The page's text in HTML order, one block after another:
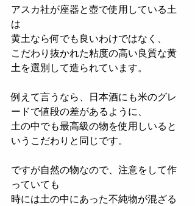
アスカ社が座器と壺で使用している土
は﻿
黄土なら何でも良いわけではなく、﻿
こだわり抜かれた粘度の高い良質な黄
土を﻿選別して造られています。﻿
例えて言うなら、日本酒にも米のグレ
ードで﻿値段の差があるように、﻿
土の中でも最高級の物を使用しいると
いう﻿こだわりと同じです。﻿
ですが自然の物なので、注意をして作
っていても﻿
時には土の中にあった不純物が混ざる